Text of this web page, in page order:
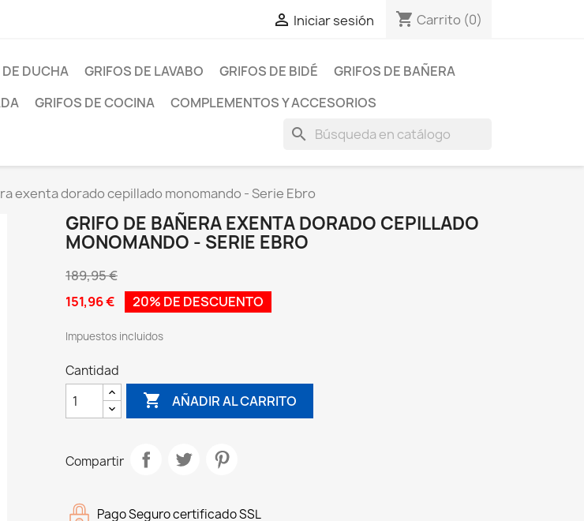
 Iniciar sesión shopping_cart Carrito (0)
DUCHA GRIFOS DE LAVABO GRIFOS DE BIDÉ
GRIFOS DE BAÑERA
GRIFOS DE COCINA COMPLEMENTOS Y ACCESORIOS
search
exenta dorado cepillado monomando - Serie Ebro
GRIFO DE BAÑERA EXENTA DORADO CEPILLADO
MONOMANDO - SERIE EBRO
189,95 €
151,96 €
20% DE DESCUENTO
Impuestos incluidos
Cantidad
 AÑADIR AL CARRITO
Compartir
Pago Seguro certificado SSL